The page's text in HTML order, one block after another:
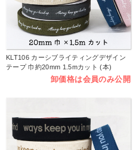
KLT106 カーシブライティングデザイン
テープ 巾約20mm 1.5mカット (本)
卸価格は会員のみ公開